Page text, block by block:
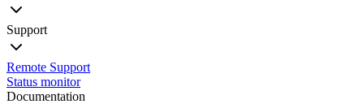
Support
Remote Support
Status monitor
Documentation